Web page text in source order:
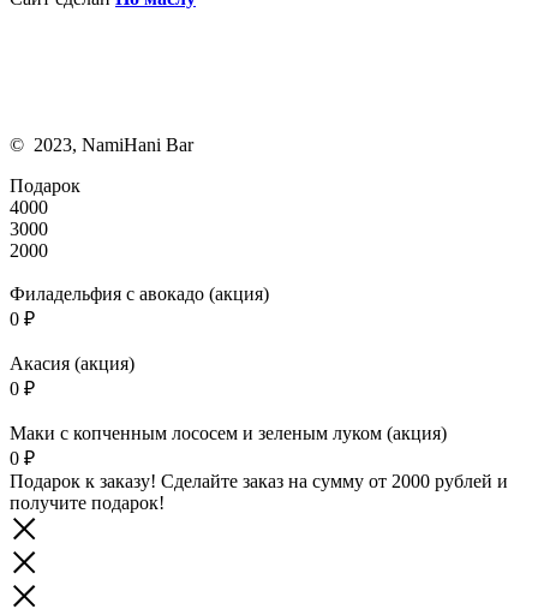
© 2023, NamiHani Bar
Подарок
4000
3000
2000
Филадельфия с авокадо (акция)
0 ₽
Акасия (акция)
0 ₽
Маки с копченным лососем и зеленым луком (акция)
0 ₽
Подарок к заказу! Сделайте заказ на сумму от 2000 рублей и
получите подарок!